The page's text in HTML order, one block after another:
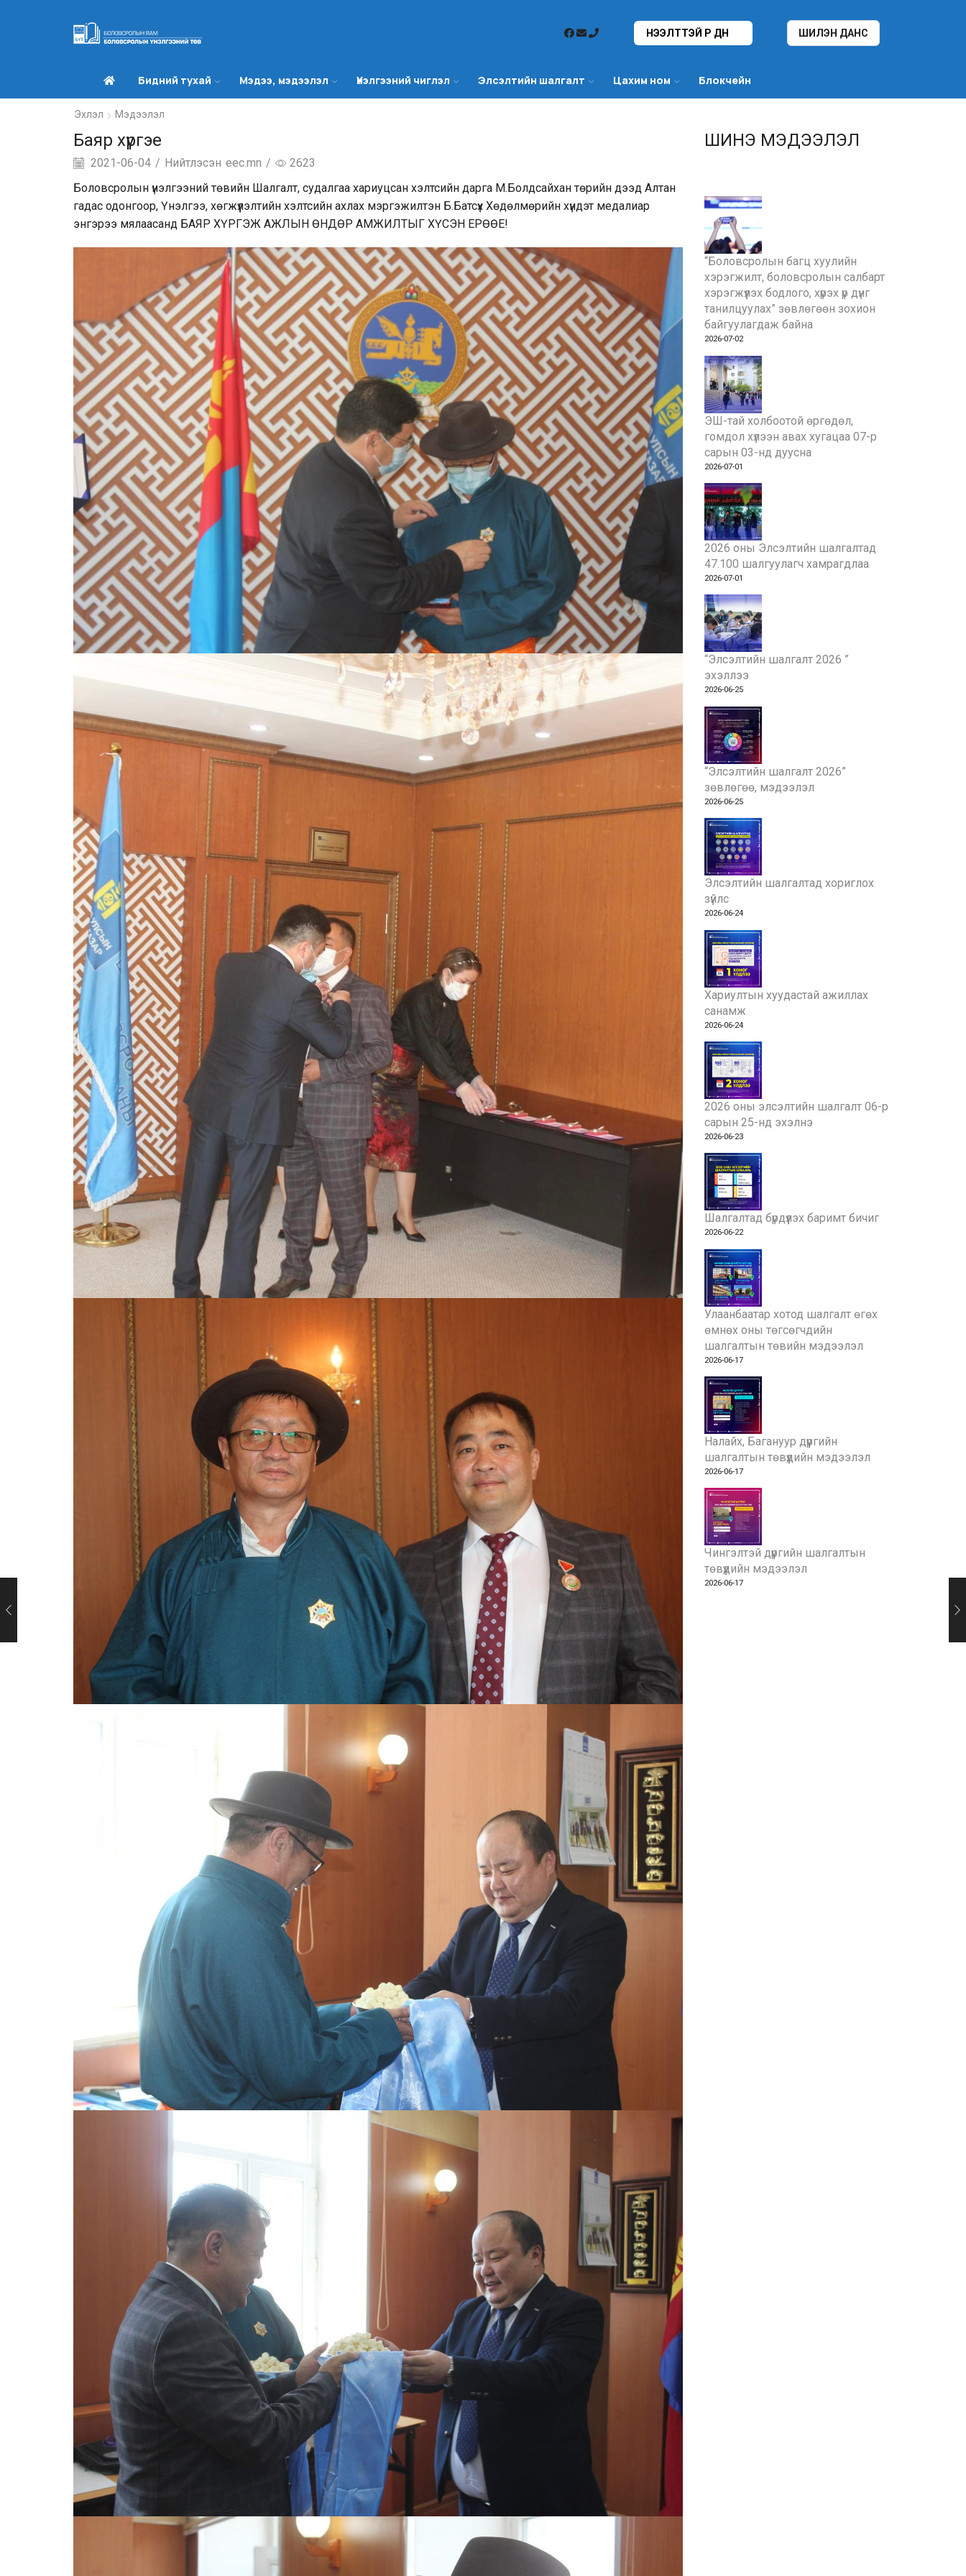
НЭЭЛТТЭЙ ҮР ДҮН ШИЛЭН ДАНС
Бидний тухай Мэдээ, мэдээлэл Үнэлгээний чиглэл Элсэлтийн шалгалт Цахим ном Блокчейн
Эхлэл Мэдээлэл
Баяр хүргэе
2021-06-04 / Нийтлэсэн eec.mn /
2623
Боловсролын үнэлгээний төвийн Шалгалт, судалгаа хариуцсан хэлтсийн дарга М.Болдсайхан төрийн дээд Алтан
гадас одонгоор, Үнэлгээ, хөгжүүлэлтийн хэлтсийн ахлах мэргэжилтэн Б.Батсүх Хөдөлмөрийн хүндэт медалиар
энгэрээ мялаасанд БАЯР ХҮРГЭЖ АЖЛЫН ӨНДӨР АМЖИЛТЫГ ХҮСЭН ЕРӨӨЕ!
ШИНЭ МЭДЭЭЛЭЛ
“Боловсролын багц хуулийн
хэрэгжилт, боловсролын салбарт
хэрэгжүүлэх бодлого, хүрэх үр дүнг
танилцуулах” зөвлөгөөн зохион
байгуулагдаж байна
2026-07-02
ЭШ-тай холбоотой өргөдөл,
гомдол хүлээн авах хугацаа 07-р
сарын 03-нд дуусна
2026-07-01
2026 оны Элсэлтийн шалгалтад
47.100 шалгуулагч хамрагдлаа
2026-07-01
“Элсэлтийн шалгалт 2026 ”
эхэллээ
2026-06-25
“Элсэлтийн шалгалт 2026”
зөвлөгөө, мэдээлэл
2026-06-25
Элсэлтийн шалгалтад хориглох
зүйлс
2026-06-24
Хариултын хуудастай ажиллах
санамж
2026-06-24
2026 оны элсэлтийн шалгалт 06-р
сарын 25-нд эхэлнэ
2026-06-23
Шалгалтад бүрдүүлэх баримт бичиг
2026-06-22
Улаанбаатар хотод шалгалт өгөх
өмнөх оны төгсөгчдийн
шалгалтын төвийн мэдээлэл
2026-06-17
Налайх, Багануур дүүргийн
шалгалтын төвүүдийн мэдээлэл
2026-06-17
Чингэлтэй дүүргийн шалгалтын
төвүүдийн мэдээлэл
2026-06-17